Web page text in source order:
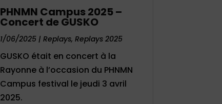
PHNMN Campus 2025 –
Concert de GUSKO
1/06/2025| Replays, Replays 2025
GUSKO était en concert à la
Rayonne à l’occasion du PHNMN
Campus festival le jeudi 3 avril
2025.